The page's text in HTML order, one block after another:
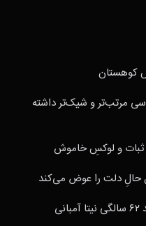
کوهستان
مرتب‌تر و شیک‌تر داشته
ثبات و لوکسِ خاموش
حالِ دلت را عوض می‌کند